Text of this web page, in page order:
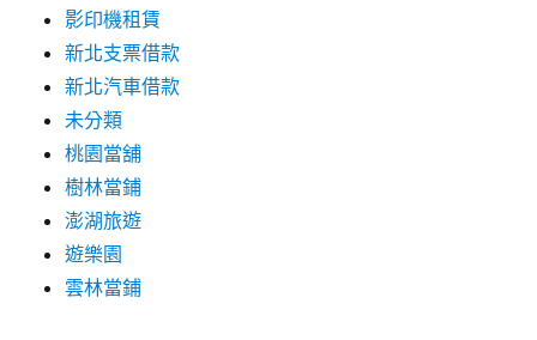
影印機租賃
新北支票借款
新北汽車借款
未分類
桃園當舖
樹林當鋪
澎湖旅遊
遊樂園
雲林當鋪